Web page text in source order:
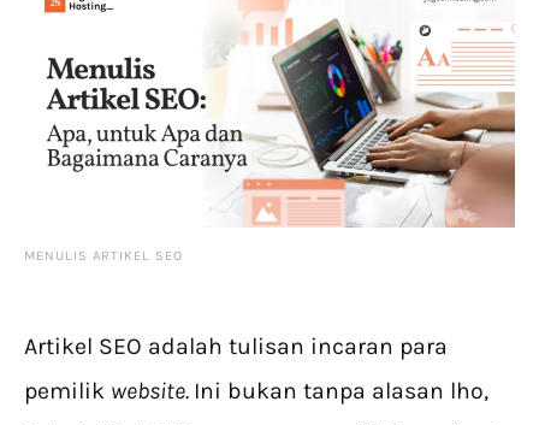
MENULIS ARTIKEL SEO
Artikel SEO adalah tulisan incaran para
pemilik website. Ini bukan tanpa alasan lho,